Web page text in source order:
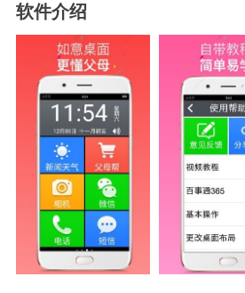
软件介绍